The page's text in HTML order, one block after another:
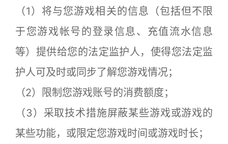
（1）将与您游戏相关的信息（包括但不限
于您游戏帐号的登录信息、充值流水信息
等）提供给您的法定监护人，使得您法定监
护人可及时或同步了解您游戏情况；
（2）限制您游戏账号的消费额度；
（3）采取技术措施屏蔽某些游戏或游戏的
某些功能，或限定您游戏时间或游戏时长；